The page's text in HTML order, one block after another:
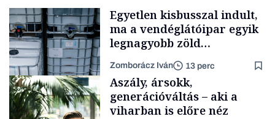
Egyetlen kisbusszal indult,
ma a vendéglátóipar egyik
legnagyobb zöld
beszállítóját építi, Gerendai
is beszállt
Zomborácz Iván 13 perc
Aszály, ársokk,
generációváltás – aki a
viharban is előre néz